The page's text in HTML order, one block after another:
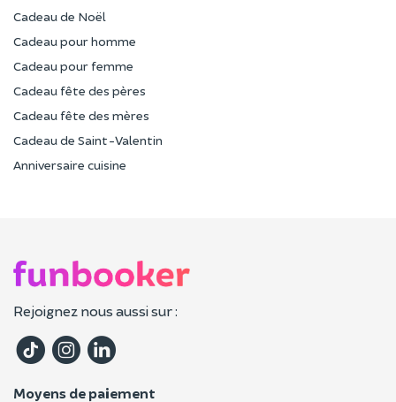
Cadeau de Noël
Cadeau pour homme
Cadeau pour femme
Cadeau fête des pères
Cadeau fête des mères
Cadeau de Saint-Valentin
Anniversaire cuisine
Rejoignez nous aussi sur :
Moyens de paiement